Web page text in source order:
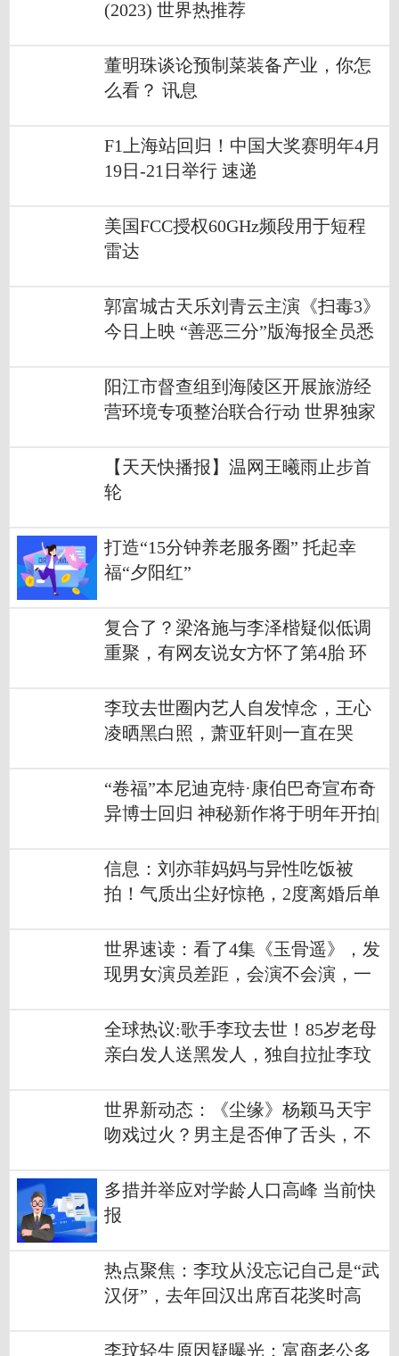
(2023) 世界热推荐
董明珠谈论预制菜装备产业，你怎
么看？ 讯息
F1上海站回归！中国大奖赛明年4月
19日-21日举行 速递
美国FCC授权60GHz频段用于短程
雷达
郭富城古天乐刘青云主演《扫毒3》
今日上映 “善恶三分”版海报全员悉
阳江市督查组到海陵区开展旅游经
营环境专项整治联合行动 世界独家
【天天快播报】温网王曦雨止步首
轮
打造“15分钟养老服务圈” 托起幸
福“夕阳红”
复合了？梁洛施与李泽楷疑似低调
重聚，有网友说女方怀了第4胎 环
李玟去世圈内艺人自发悼念，王心
凌晒黑白照，萧亚轩则一直在哭
“卷福”本尼迪克特·康伯巴奇宣布奇
异博士回归 神秘新作将于明年开拍|
信息：刘亦菲妈妈与异性吃饭被
拍！气质出尘好惊艳，2度离婚后单
世界速读：看了4集《玉骨遥》，发
现男女演员差距，会演不会演，一
全球热议:歌手李玟去世！85岁老母
亲白发人送黑发人，独自拉扯李玟
世界新动态：《尘缘》杨颖马天宇
吻戏过火？男主是否伸了舌头，不
多措并举应对学龄人口高峰 当前快
报
热点聚焦：李玟从没忘记自己是“武
汉伢”，去年回汉出席百花奖时高
李玟轻生原因疑曝光：富商老公多